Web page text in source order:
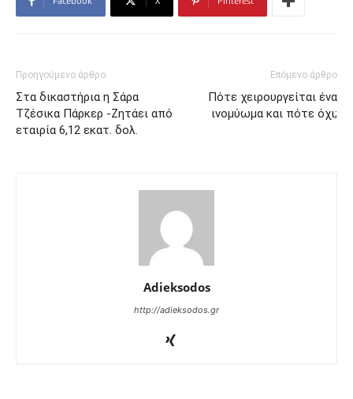
Προηγούμενο άρθρο
Στα δικαστήρια η Σάρα
Τζέσικα Πάρκερ -Ζητάει από
εταιρία 6,12 εκατ. δολ.
Επόμενο άρθρο
Πότε χειρουργείται ένα
ινομύωμα και πότε όχι;
Adieksodos
http://adieksodos.gr